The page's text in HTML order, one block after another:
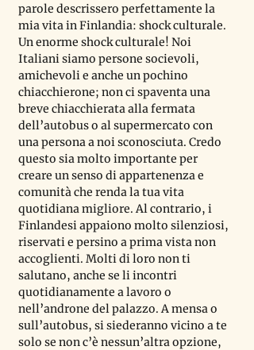
parole descrissero perfettamente la
mia vita in Finlandia: shock culturale.
Un enorme shock culturale! Noi
Italiani siamo persone socievoli,
amichevoli e anche un pochino
chiacchierone; non ci spaventa una
breve chiacchierata alla fermata
dell’autobus o al supermercato con
una persona a noi sconosciuta. Credo
questo sia molto importante per
creare un senso di appartenenza e
comunità che renda la tua vita
quotidiana migliore. Al contrario, i
Finlandesi appaiono molto silenziosi,
riservati e persino a prima vista non
accoglienti. Molti di loro non ti
salutano, anche se li incontri
quotidianamente a lavoro o
nell’androne del palazzo. A mensa o
sull’autobus, si siederanno vicino a te
solo se non c’è nessun’altra opzione,